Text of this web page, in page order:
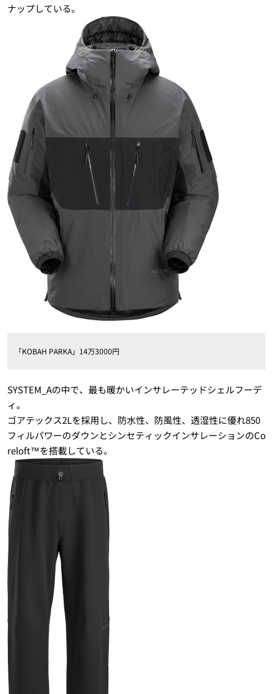
ナップしている。
「KOBAH PARKA」14万3000円
SYSTEM_Aの中で、最も暖かいインサレーテッドシェルフーデ
ィ。
ゴアテックス2Lを採用し、防水性、防風性、透湿性に優れ850
フィルパワーのダウンとシンセティックインサレーションのCo
reloft™を搭載している。